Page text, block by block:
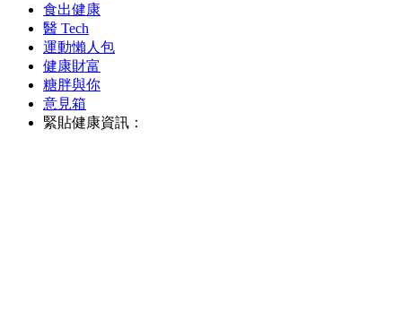
食出健康
醫 Tech
運動懶人包
健康財富
糖胖與你
意見箱
緊貼健康資訊：